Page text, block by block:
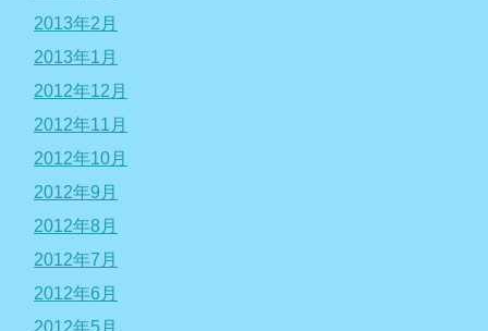
2013年2月
2013年1月
2012年12月
2012年11月
2012年10月
2012年9月
2012年8月
2012年7月
2012年6月
2012年5月